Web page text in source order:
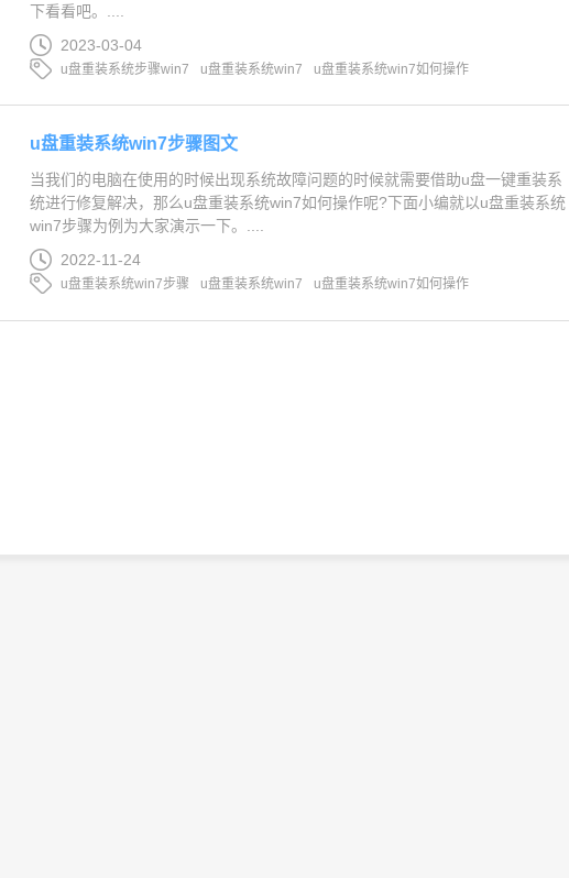
下看看吧。....
2023-03-04
u盘重装系统步骤win7 u盘重装系统win7 u盘重装系统win7如何操作
u盘重装系统win7步骤图文
当我们的电脑在使用的时候出现系统故障问题的时候就需要借助u盘一键重装系
统进行修复解决，那么u盘重装系统win7如何操作呢?下面小编就以u盘重装系统
win7步骤为例为大家演示一下。....
2022-11-24
u盘重装系统win7步骤 u盘重装系统win7 u盘重装系统win7如何操作